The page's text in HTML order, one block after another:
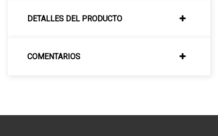
DETALLES DEL PRODUCTO
COMENTARIOS